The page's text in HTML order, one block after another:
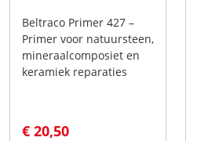
Beltraco Primer 427 –
Primer voor natuursteen,
mineraalcomposiet en
keramiek reparaties
€ 20,50